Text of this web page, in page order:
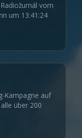
vom
um 13:41:24
Kampagne auf
über 200